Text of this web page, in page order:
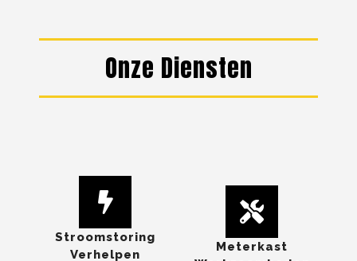
Onze Diensten
Stroomstoring
Verhelpen
Meterkast